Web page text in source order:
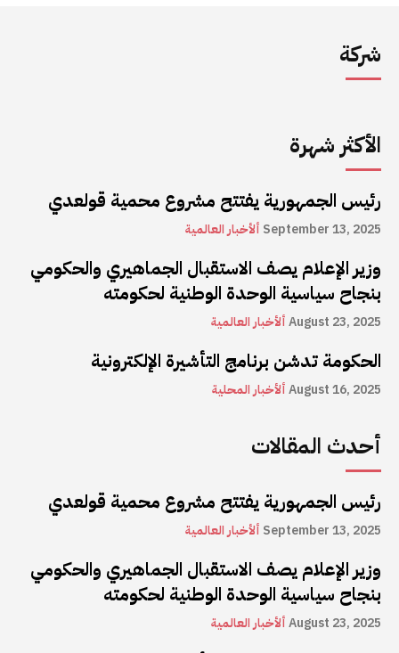
شركة
الأكثر شهرة
رئيس الجمهورية يفتتح مشروع محمية قولعدي
ألأخبار العالمية September 13, 2025
وزير الإعلام يصف الاستقبال الجماهيري والحكومي
بنجاح سياسية الوحدة الوطنية لحكومته
ألأخبار العالميةAugust 23, 2025
الحكومة تدشن برنامج التأشيرة الإلكترونية
ألأخبار المحليةAugust 16, 2025
أحدث المقالات
رئيس الجمهورية يفتتح مشروع محمية قولعدي
ألأخبار العالمية September 13, 2025
وزير الإعلام يصف الاستقبال الجماهيري والحكومي
بنجاح سياسية الوحدة الوطنية لحكومته
ألأخبار العالميةAugust 23, 2025